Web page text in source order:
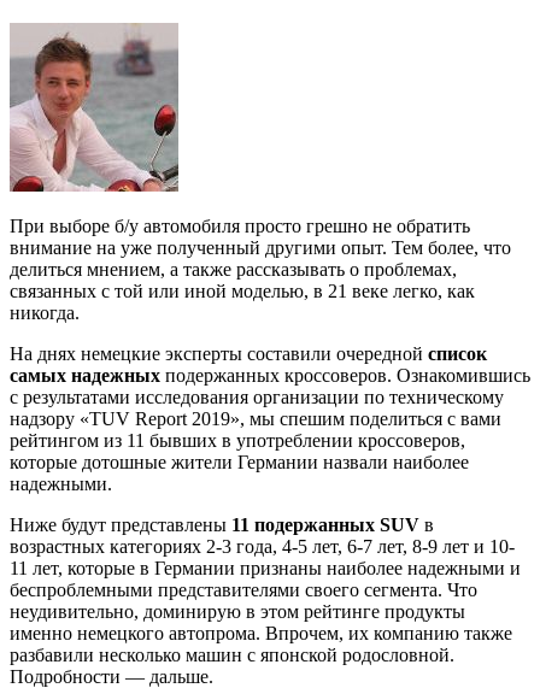
При выборе б/у автомобиля просто грешно не обратить
внимание на уже полученный другими опыт. Тем более, что
делиться мнением, а также рассказывать о проблемах,
связанных с той или иной моделью, в 21 веке легко, как
никогда.
На днях немецкие эксперты составили очередной список
самых надежных подержанных кроссоверов. Ознакомившись
с результатами исследования организации по техническому
надзору «TUV Report 2019», мы спешим поделиться с вами
рейтингом из 11 бывших в употреблении кроссоверов,
которые дотошные жители Германии назвали наиболее
надежными.
Ниже будут представлены 11 подержанных SUV в
возрастных категориях 2-3 года, 4-5 лет, 6-7 лет, 8-9 лет и 10-
11 лет, которые в Германии признаны наиболее надежными и
беспроблемными представителями своего сегмента. Что
неудивительно, доминирую в этом рейтинге продукты
именно немецкого автопрома. Впрочем, их компанию также
разбавили несколько машин с японской родословной.
Подробности — дальше.